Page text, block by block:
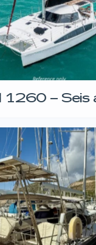
1260 – Seis